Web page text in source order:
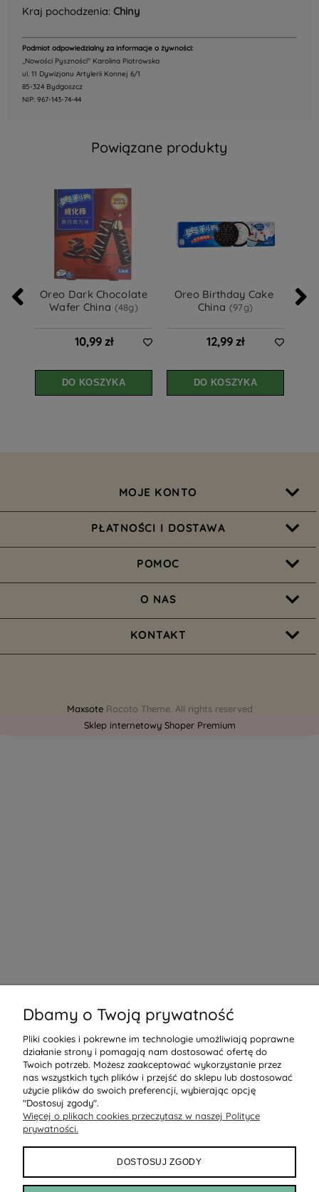
Kraj pochodzenia:Chiny
Podmiot odpowiedzialny za informacje o żywności:
,,Nowości Pyszności" Karolina Piotrowska
ul. 11 Dywizjonu Artylerii Konnej 6/1
85-324 Bydgoszcz
NIP: 967-143-74-44
Powiązane produkty
Oreo Dark Chocolate
Wafer China (48g)
10,99 zł
DO KOSZYKA
Oreo Birthday Cake
China (97g)
12,99 zł
DO KOSZYKA
MOJE KONTO
PŁATNOŚCI I DOSTAWA
POMOC
O NAS
KONTAKT
MaxsoteRocoto Theme. All rights reserved
Sklep internetowy Shoper Premium
Dbamy o Twoją prywatność
Pliki cookies i pokrewne im technologie umożliwiają poprawne
działanie strony i pomagają nam dostosować ofertę do
Twoich potrzeb. Możesz zaakceptować wykorzystanie przez
nas wszystkich tych plików i przejść do sklepu lub dostosować
użycie plików do swoich preferencji, wybierając opcję
"Dostosuj zgody".
Więcej o plikach cookies przeczytasz w naszej Polityce
prywatności.
DOSTOSUJ ZGODY